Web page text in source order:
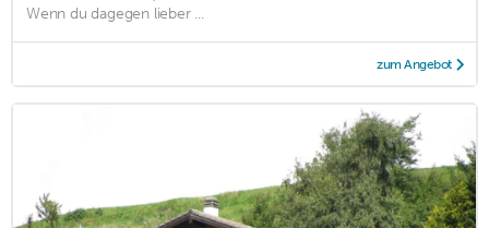
Wenn du dagegen lieber ...
zum Angebot